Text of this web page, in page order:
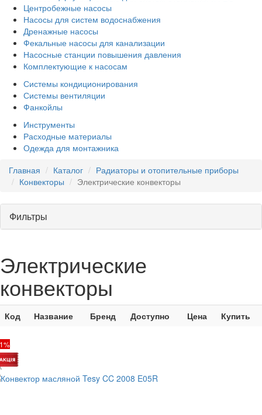
Центробежные насосы
Насосы для систем водоснабжения
Дренажные насосы
Фекальные насосы для канализации
Насосные станции повышения давления
Комплектующие к насосам
Системы кондиционирования
Системы вентиляции
Фанкойлы
Инструменты
Расходные материалы
Одежда для монтажника
Главная
Каталог
Радиаторы и отопительные приборы
Конвекторы
Электрические конвекторы
Фильтры
Электрические
конвекторы
Код Название Бренд Доступно Цена Купить